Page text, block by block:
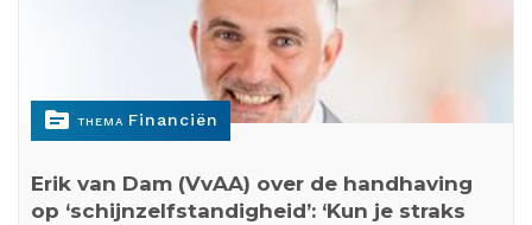
topic THEMA Financiën
Erik van Dam (VvAA) over de handhaving
op ‘schijnzelfstandigheid’: ‘Kun je straks